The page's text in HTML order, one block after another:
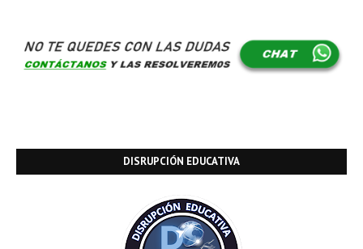
DISRUPCIÓN EDUCATIVA